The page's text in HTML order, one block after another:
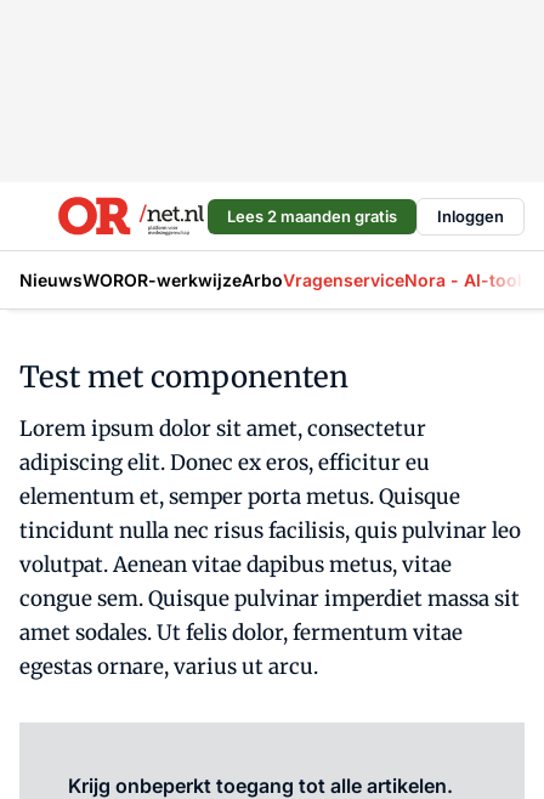
Lees 2 maanden gratis Inloggen
NieuwsWOROR-werkwijzeArboVragenserviceNora - AI-tool
Test met componenten
Lorem ipsum dolor sit amet, consectetur
adipiscing elit. Donec ex eros, efficitur eu
elementum et, semper porta metus. Quisque
tincidunt nulla nec risus facilisis, quis pulvinar leo
volutpat. Aenean vitae dapibus metus, vitae
congue sem. Quisque pulvinar imperdiet massa sit
amet sodales. Ut felis dolor, fermentum vitae
egestas ornare, varius ut arcu.
Krijg onbeperkt toegang tot alle artikelen.